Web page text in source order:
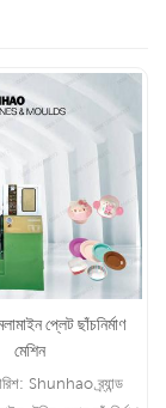
প্লেট ছাঁচনির্মাণ
মেশিন
Shunhao ব্র্যান্ড